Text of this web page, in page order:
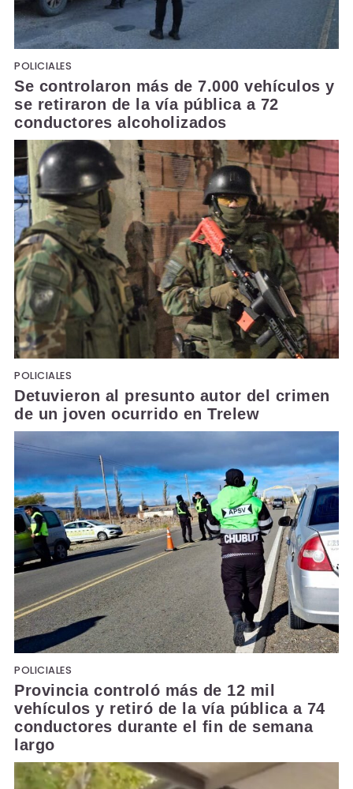
POLICIALES
Se controlaron más de 7.000 vehículos y
se retiraron de la vía pública a 72
conductores alcoholizados
POLICIALES
Detuvieron al presunto autor del crimen
de un joven ocurrido en Trelew
POLICIALES
Provincia controló más de 12 mil
vehículos y retiró de la vía pública a 74
conductores durante el fin de semana
largo